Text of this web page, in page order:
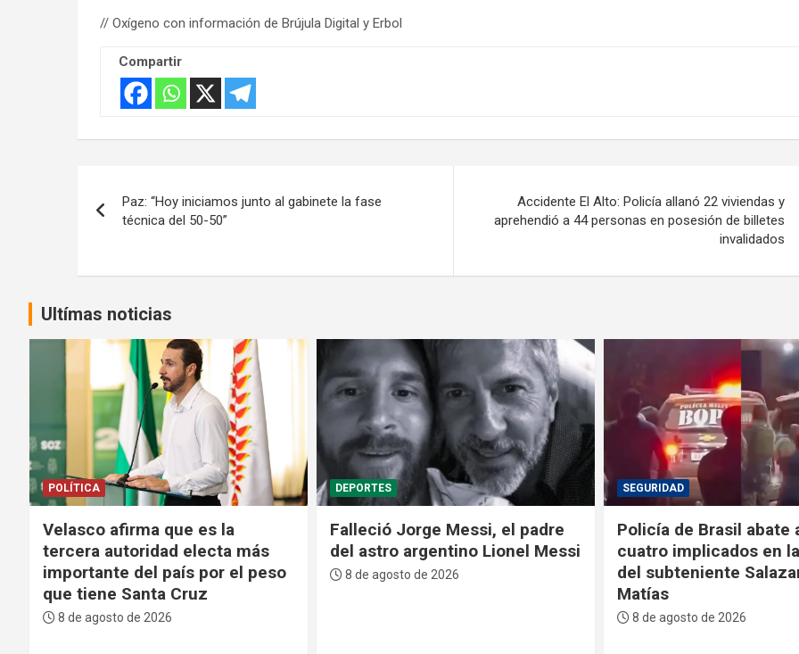
// Oxígeno con información de Brújula Digital y Erbol
Compartir
de
Paz: “Hoy iniciamos junto al gabinete la fase
técnica del 50-50”
Accidente El Alto: Policía allanó 22 viviendas y
aprehendió a 44 personas en posesión de billetes
invalidados
Ultímas noticias
DEPORTES
Falleció Jorge Messi, el padre
del astro argentino Lionel Messi
8 de agosto de 2026
SEGURIDAD
Policía de Brasil abate a tiros a
cuatro implicados en la muerte
del subteniente Salazar en San
POLÍTICA
La Primera Dama
Sucre reconocimiento
descendiente de José
Serrano
7 de agosto de 2026